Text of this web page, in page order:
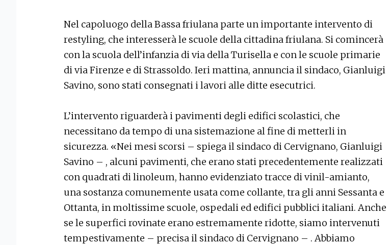
Nel capoluogo della Bassa friulana parte un importante intervento di
restyling, che interesserà le scuole della cittadina friulana. Si comincerà
con la scuola dell’infanzia di via della Turisella e con le scuole primarie
di via Firenze e di Strassoldo. Ieri mattina, annuncia il sindaco, Gianluigi
Savino, sono stati consegnati i lavori alle ditte esecutrici.
L’intervento riguarderà i pavimenti degli edifici scolastici, che
necessitano da tempo di una sistemazione al fine di metterli in
sicurezza. «Nei mesi scorsi – spiega il sindaco di Cervignano, Gianluigi
Savino – , alcuni pavimenti, che erano stati precedentemente realizzati
con quadrati di linoleum, hanno evidenziato tracce di vinil-amianto,
una sostanza comunemente usata come collante, tra gli anni Sessanta e
Ottanta, in moltissime scuole, ospedali ed edifici pubblici italiani. Anche
se le superfici rovinate erano estremamente ridotte, siamo intervenuti
tempestivamente – precisa il sindaco di Cervignano – . Abbiamo